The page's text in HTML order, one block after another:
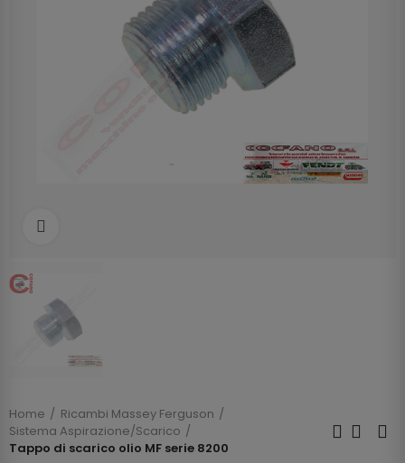
Home
Ricambi Massey Ferguson
Sistema Aspirazione/Scarico
Tappo di scarico olio MF serie 8200